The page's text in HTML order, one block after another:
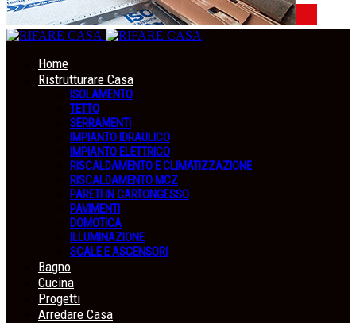
Home
Ristrutturare Casa
ISOLAMENTO
TETTO
SERRAMENTI
IMPIANTO IDRAULICO
IMPIANTO ELETTRICO
RISCALDAMENTO E CLIMATIZZAZIONE
RISCALDAMENTO MCZ
PARETI IN CARTONGESSO
PAVIMENTI
DOMOTICA
ILLUMINAZIONE
SCALE E ASCENSORI
Bagno
Cucina
Progetti
Arredare Casa